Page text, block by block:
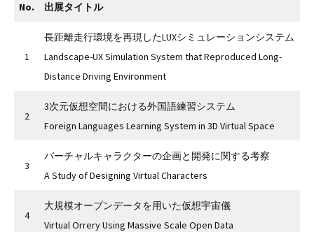
No. 出展タイトル
1
長距離走行環境を再現したLUXシミュレーションシステム
Landscape-UX Simulation System that Reproduced Long-
Distance Driving Environment
2
3次元仮想空間における外国語練習システム
Foreign Languages Learning System in 3D Virtual Space
3
バーチャルキャラクターの企画と開発に関する考察
A Study of Designing Virtual Characters
4
大規模オープンデータを用いた仮想宇宙儀
Virtual Orrery Using Massive Scale Open Data